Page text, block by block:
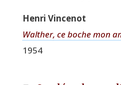
Hen­ri Vincenot
Wal­ther, ce boche mon
1954